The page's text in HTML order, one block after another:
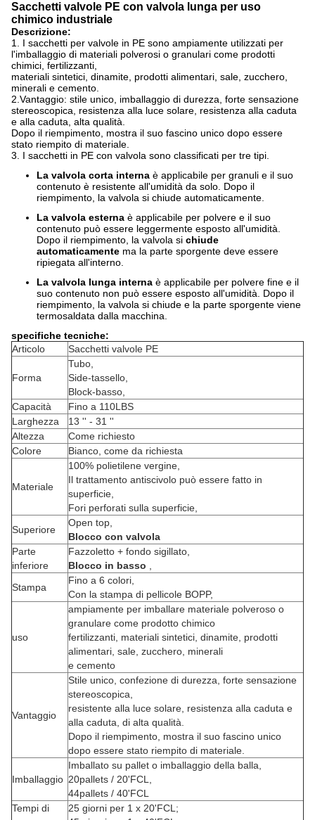
Sacchetti valvole PE con valvola lunga per uso
chimico industriale
Descrizione:
1. I sacchetti per valvole in PE sono ampiamente utilizzati per
l'imballaggio di materiali polverosi o granulari come prodotti
chimici, fertilizzanti,
materiali sintetici, dinamite, prodotti alimentari, sale, zucchero,
minerali e cemento.
2.Vantaggio: stile unico, imballaggio di durezza, forte sensazione
stereoscopica, resistenza alla luce solare, resistenza alla caduta
e alla caduta, alta qualità.
Dopo il riempimento, mostra il suo fascino unico dopo essere
stato riempito di materiale.
3. I sacchetti in PE con valvola sono classificati per tre tipi.
La valvola corta interna è applicabile per granuli e il suo
contenuto è resistente all'umidità da solo. Dopo il
riempimento, la valvola si chiude automaticamente.
La valvola esterna è applicabile per polvere e il suo
contenuto può essere leggermente esposto all'umidità.
Dopo il riempimento, la valvola si chiude
automaticamente ma la parte sporgente deve essere
ripiegata all'interno.
La valvola lunga interna è applicabile per polvere fine e il
suo contenuto non può essere esposto all'umidità. Dopo il
riempimento, la valvola si chiude e la parte sporgente viene
termosaldata dalla macchina.
specifiche tecniche:
Articolo
Sacchetti valvole PE
Forma
Tubo,
Side-tassello,
Block-basso,
Capacità
Fino a 110LBS
Larghezza
13 '' - 31 ''
Altezza
Come richiesto
Colore
Bianco, come da richiesta
Materiale
100% polietilene vergine,
Il trattamento antiscivolo può essere fatto in
superficie,
Fori perforati sulla superficie,
Superiore
Open top,
Blocco con valvola
Parte
inferiore
Fazzoletto + fondo sigillato,
Blocco in basso
Stampa
Fino a 6 colori,
Con la stampa di pellicole BOPP,
uso
ampiamente per imballare materiale polveroso o
granulare come prodotto chimico
fertilizzanti, materiali sintetici, dinamite, prodotti
alimentari, sale, zucchero, minerali
e cemento
Vantaggio
Stile unico, confezione di durezza, forte sensazione
stereoscopica,
resistente alla luce solare, resistenza alla caduta e
alla caduta, di alta qualità.
Dopo il riempimento, mostra il suo fascino unico
dopo essere stato riempito di materiale.
Imballaggio
Imballato su pallet o imballaggio della balla,
20pallets / 20'FCL,
44pallets / 40'FCL
Tempi di
25 giorni per 1 x 20'FCL;